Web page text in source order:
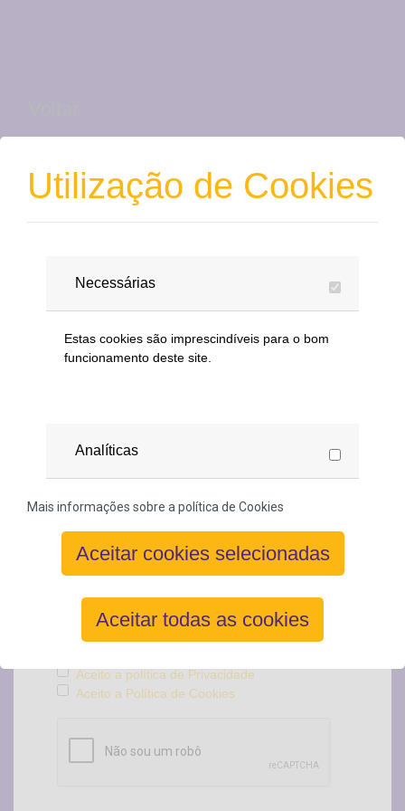
Utilização de Cookies
Necessárias
Estas cookies são imprescindíveis para o bom
funcionamento deste site.
Analíticas
Mais informações sobre a política de Cookies
Aceitar cookies selecionadas
Aceitar todas as cookies
Contacto
Email
Comentário
Aceito a política de Privacidade
Aceito a Política de Cookies